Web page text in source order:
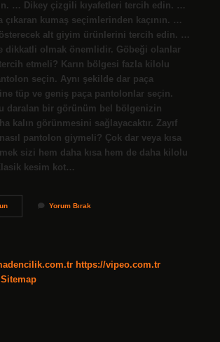
… Dikey çizgili kıyafetleri tercih edin. …
çıkaran kumaş seçimlerinden kaçının. …
alt giyim ürünlerini tercih edin. …
dikkatli olmak önemlidir. Göbeği olanlar
etmeli? Karın bölgesi fazla kilolu
seçin. Aynı şekilde dar paça
tüp ve geniş paça pantolonlar seçin.
daralan bir görünüm bel bölgenizin
kalın görünmesini sağlayacaktır. Zayıf
pantolon giymeli? Çok dar veya kısa
sizi hem daha kısa hem de daha kilolu
kesim kot…
Alt
Yorum Bırak
https://vipeo.com.tr
Sitemap